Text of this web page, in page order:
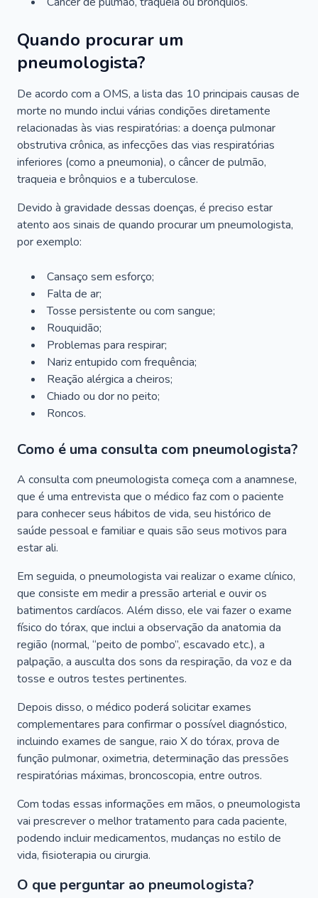
Quando procurar um
pneumologista?
De acordo com a OMS, a lista das 10 principais causas de
morte no mundo inclui várias condições diretamente
relacionadas às vias respiratórias: a doença pulmonar
obstrutiva crônica, as infecções das vias respiratórias
inferiores (como a pneumonia), o câncer de pulmão,
traqueia e brônquios e a tuberculose.
Devido à gravidade dessas doenças, é preciso estar
atento aos sinais de quando procurar um pneumologista,
por exemplo:
Cansaço sem esforço;
Falta de ar;
Tosse persistente ou com sangue;
Rouquidão;
Problemas para respirar;
Nariz entupido com frequência;
Reação alérgica a cheiros;
Chiado ou dor no peito;
Roncos.
Como é uma consulta com pneumologista?
A consulta com pneumologista começa com a anamnese,
que é uma entrevista que o médico faz com o paciente
para conhecer seus hábitos de vida, seu histórico de
saúde pessoal e familiar e quais são seus motivos para
estar ali.
Em seguida, o pneumologista vai realizar o exame clínico,
que consiste em medir a pressão arterial e ouvir os
batimentos cardíacos. Além disso, ele vai fazer o exame
físico do tórax, que inclui a observação da anatomia da
região (normal, “peito de pombo”, escavado etc.), a
palpação, a ausculta dos sons da respiração, da voz e da
tosse e outros testes pertinentes.
Depois disso, o médico poderá solicitar exames
complementares para confirmar o possível diagnóstico,
incluindo exames de sangue, raio X do tórax, prova de
função pulmonar, oximetria, determinação das pressões
respiratórias máximas, broncoscopia, entre outros.
Com todas essas informações em mãos, o pneumologista
vai prescrever o melhor tratamento para cada paciente,
podendo incluir medicamentos, mudanças no estilo de
vida, fisioterapia ou cirurgia.
O que perguntar ao pneumologista?